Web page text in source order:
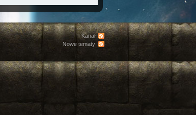
Kanał
Nowe tematy